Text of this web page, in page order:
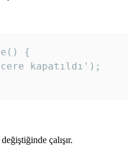
{
kapatıldı');
çalışır.